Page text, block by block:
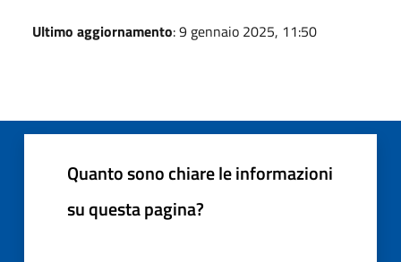
Ultimo aggiornamento: 9 gennaio 2025, 11:50
Quanto sono chiare le informazioni
su questa pagina?